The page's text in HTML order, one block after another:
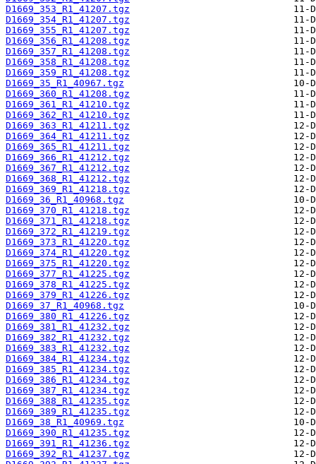
D1669_353_R1_41207.tgz
D1669_354_R1_41207.tgz
D1669_355_R1_41207.tgz
D1669_356_R1_41208.tgz
D1669_357_R1_41208.tgz
D1669_358_R1_41208.tgz
D1669_359_R1_41208.tgz
D1669_35_R1_40967.tgz
D1669_360_R1_41208.tgz
D1669_361_R1_41210.tgz
D1669_362_R1_41210.tgz
D1669_363_R1_41211.tgz
D1669_364_R1_41211.tgz
D1669_365_R1_41211.tgz
D1669_366_R1_41212.tgz
D1669_367_R1_41212.tgz
D1669_368_R1_41212.tgz
D1669_369_R1_41218.tgz
D1669_36_R1_40968.tgz
D1669_370_R1_41218.tgz
D1669_371_R1_41218.tgz
D1669_372_R1_41219.tgz
D1669_373_R1_41220.tgz
D1669_374_R1_41220.tgz
D1669_375_R1_41220.tgz
D1669_377_R1_41225.tgz
D1669_378_R1_41225.tgz
D1669_379_R1_41226.tgz
D1669_37_R1_40968.tgz
D1669_380_R1_41226.tgz
D1669_381_R1_41232.tgz
D1669_382_R1_41232.tgz
D1669_383_R1_41232.tgz
D1669_384_R1_41234.tgz
D1669_385_R1_41234.tgz
D1669_386_R1_41234.tgz
D1669_387_R1_41234.tgz
D1669_388_R1_41235.tgz
D1669_389_R1_41235.tgz
D1669_38_R1_40969.tgz
D1669_390_R1_41235.tgz
D1669_391_R1_41236.tgz
D1669_392_R1_41237.tgz